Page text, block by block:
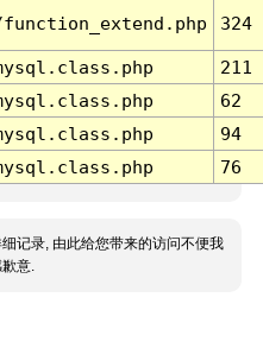
324
211
62
94
76
记录, 由此给您带来的访问不便我
意.